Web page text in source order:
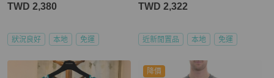
TWD 2,380
狀況良好 本地 免運
TWD 2,322
近新閒置品 本地 免運
降價